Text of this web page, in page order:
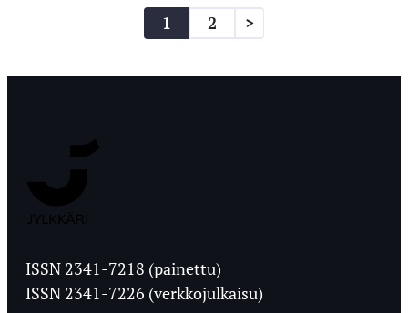
Artikkelien
sivutus
1 2 >
Ylioppilaslehti
ISSN 2341-7218 (painettu)
ISSN 2341-7226 (verkkojulkaisu)